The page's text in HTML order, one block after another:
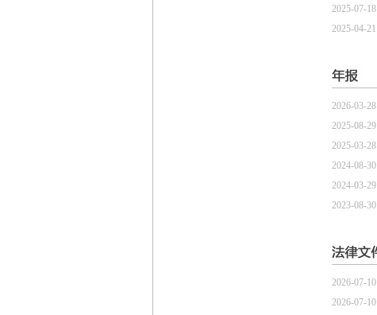
2025-07-18
2025-04-21
2026-03-28
2025-08-29
2025-03-28
2024-08-30
2024-03-29
2023-08-30
2026-07-10
2026-07-10